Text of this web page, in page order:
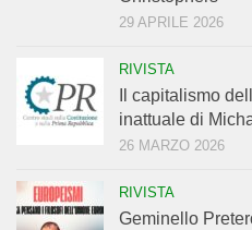
29 APRILE 2026
RIVISTA
Il capitalismo
inattuale di
26 MARZO 2026
RIVISTA
Geminello